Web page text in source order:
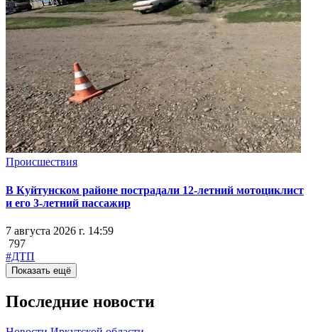
Происшествия
В Куйтунском районе пострадали 12-летний мотоциклист
и его 3-летний пассажир
7 августа 2026 г. 14:59
797
#ДТП
Показать ещё
Последние новости